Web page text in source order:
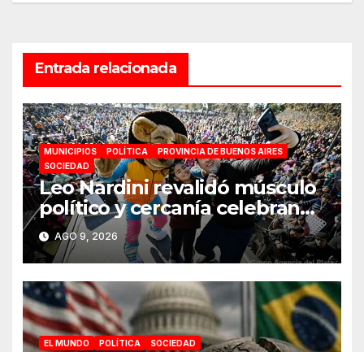
Entrada relacionada
MUNICIPIOS POLÍTICA
PROVINCIA DE BUENOS AIRES
SOCIEDAD
Leo Nardini revalidó músculo
político y cercanía celebrando
junto a más de 150 mil
personas el Día de la Niñez
en Malvinas Argentinas
AGO 9, 2026
EL MUNDO POLÍTICA SOCIEDAD